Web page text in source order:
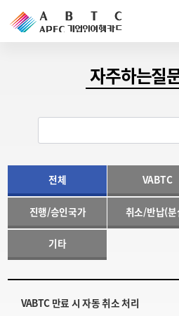
ABTC 전
발급 자격요건
신규발급 안내
재발급 안내
취소/반납 안내
취소
자주하는질
전체 VABTC
진행/승인국가 취소/반납(
기타
VABTC 만료 시 자동 취소 처리